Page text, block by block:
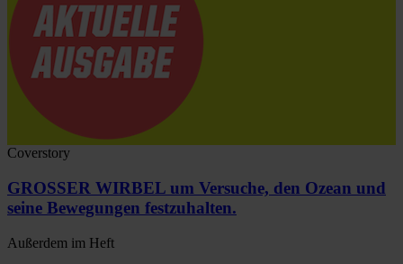
Coverstory
GROSSER WIRBEL um Versuche, den Ozean und
seine Bewegungen festzuhalten.
Außerdem im Heft